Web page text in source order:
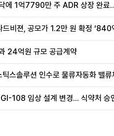
에 1억7790만 주 ADR 상장 완
비젼, 공모가 1.2만 원 확정 ‘840
24억원 규모 공급계약
스솔루션 인수로 물류자동화 밸
108 임상 설계 변경... 식약처 승